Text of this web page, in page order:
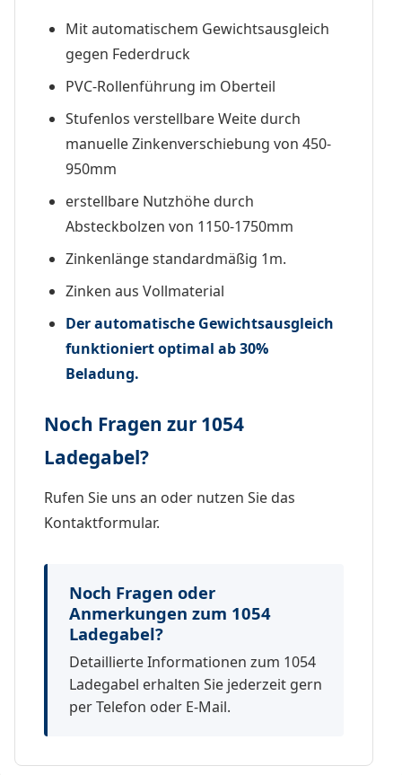
Mit automatischem Gewichtsausgleich
gegen Federdruck
PVC-Rollenführung im Oberteil
Stufenlos verstellbare Weite durch
manuelle Zinkenverschiebung von 450-
950mm
erstellbare Nutzhöhe durch
Absteckbolzen von 1150-1750mm
Zinkenlänge standardmäßig 1m.
Zinken aus Vollmaterial
Der automatische Gewichtsausgleich
funktioniert optimal ab 30%
Beladung.
Noch Fragen zur 1054
Ladegabel?
Rufen Sie uns an oder nutzen Sie das
Kontaktformular.
Noch Fragen oder
Anmerkungen zum 1054
Ladegabel?
Detaillierte Informationen zum 1054
Ladegabel erhalten Sie jederzeit gern
per Telefon oder E-Mail.